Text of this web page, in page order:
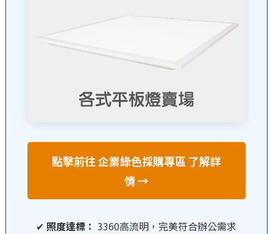
點擊前往 企業綠色採購專區 了解詳
情 →
✔ 照度達標： 3360高流明，完美符合辦公需求